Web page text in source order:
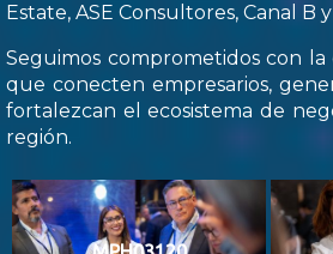
Estate, ASE Consultores, Canal B
Seguimos comprometidos con la
que conecten empresarios,
fortalezcan el ecosistema de
región.